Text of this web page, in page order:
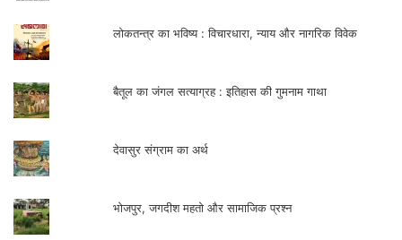
लोकतन्त्र का भविष्य : विचारधारा, न्याय और नागरिक विवेक
बैतूल का जंगल सत्याग्रह : इतिहास की गुमनाम गाथा
देवासुर संग्राम का अर्थ
भोजपुर, जगदीश महतो और सामाजिक प्रश्न